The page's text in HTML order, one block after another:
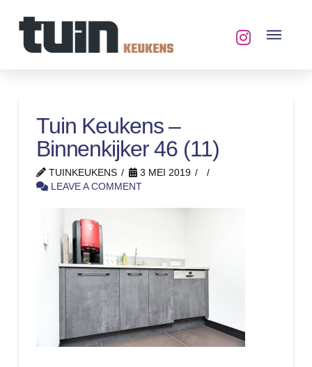
Tuin Keukens –
Binnenkijker 46 (11)
TUINKEUKENS
3 MEI 2019
LEAVE A COMMENT